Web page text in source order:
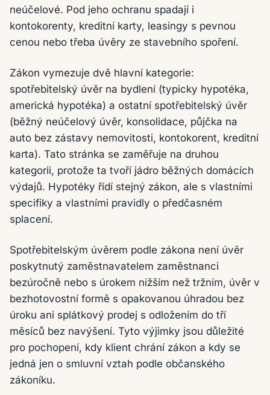
neúčelové. Pod jeho ochranu spadají i
kontokorenty, kreditní karty, leasingy s pevnou
cenou nebo třeba úvěry ze stavebního spoření.
Zákon vymezuje dvě hlavní kategorie:
spotřebitelský úvěr na bydlení (typicky hypotéka,
americká hypotéka) a ostatní spotřebitelský úvěr
(běžný neúčelový úvěr, konsolidace, půjčka na
auto bez zástavy nemovitosti, kontokorent, kreditní
karta). Tato stránka se zaměřuje na druhou
kategorii, protože ta tvoří jádro běžných domácích
výdajů. Hypotéky řídí stejný zákon, ale s vlastními
specifiky a vlastními pravidly o předčasném
splacení.
Spotřebitelským úvěrem podle zákona není úvěr
poskytnutý zaměstnavatelem zaměstnanci
bezúročně nebo s úrokem nižším než tržním, úvěr v
bezhotovostní formě s opakovanou úhradou bez
úroku ani splátkový prodej s odložením do tří
měsíců bez navýšení. Tyto výjimky jsou důležité
pro pochopení, kdy klient chrání zákon a kdy se
jedná jen o smluvní vztah podle občanského
zákoníku.